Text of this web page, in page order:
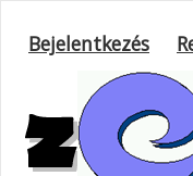
Bejelentkezés